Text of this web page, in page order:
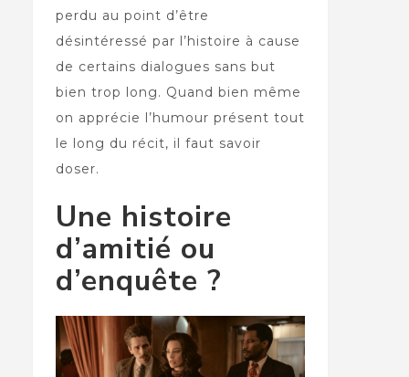
perdu au point d’être
désintéressé par l’histoire à cause
de certains dialogues sans but
bien trop long. Quand bien même
on apprécie l’humour présent tout
le long du récit, il faut savoir
doser.
Une histoire
d’amitié ou
d’enquête ?